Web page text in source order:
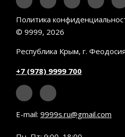
Политика
© 9999, 2026
Республика Крым, г.
+7 (978) 9999 700
E-mail: 9999s.ru@gmail.com